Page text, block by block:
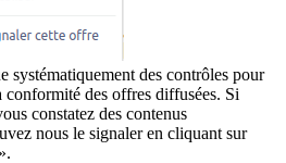
systématiquement des contrôles pour
des offres diffusées. Si
constatez des contenus
nous le signaler en cliquant sur